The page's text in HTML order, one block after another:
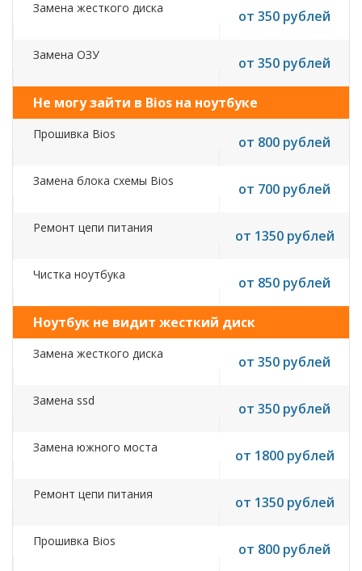
Замена жесткого диска от 350 рублей
Замена ОЗУ от 350 рублей
Не могу зайти в Bios на ноутбуке
Прошивка Bios от 800 рублей
Замена блока схемы Bios от 700 рублей
Ремонт цепи питания от 1350 рублей
Чистка ноутбука от 850 рублей
Ноутбук не видит жесткий диск
Замена жесткого диска от 350 рублей
Замена ssd от 350 рублей
Замена южного моста от 1800 рублей
Ремонт цепи питания от 1350 рублей
Прошивка Bios от 800 рублей